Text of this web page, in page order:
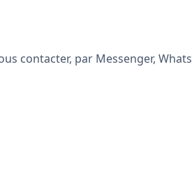
contacter, par Messenger,